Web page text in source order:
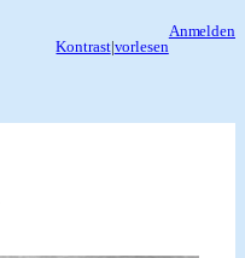
Kontrast| vorlesen
Anmelden